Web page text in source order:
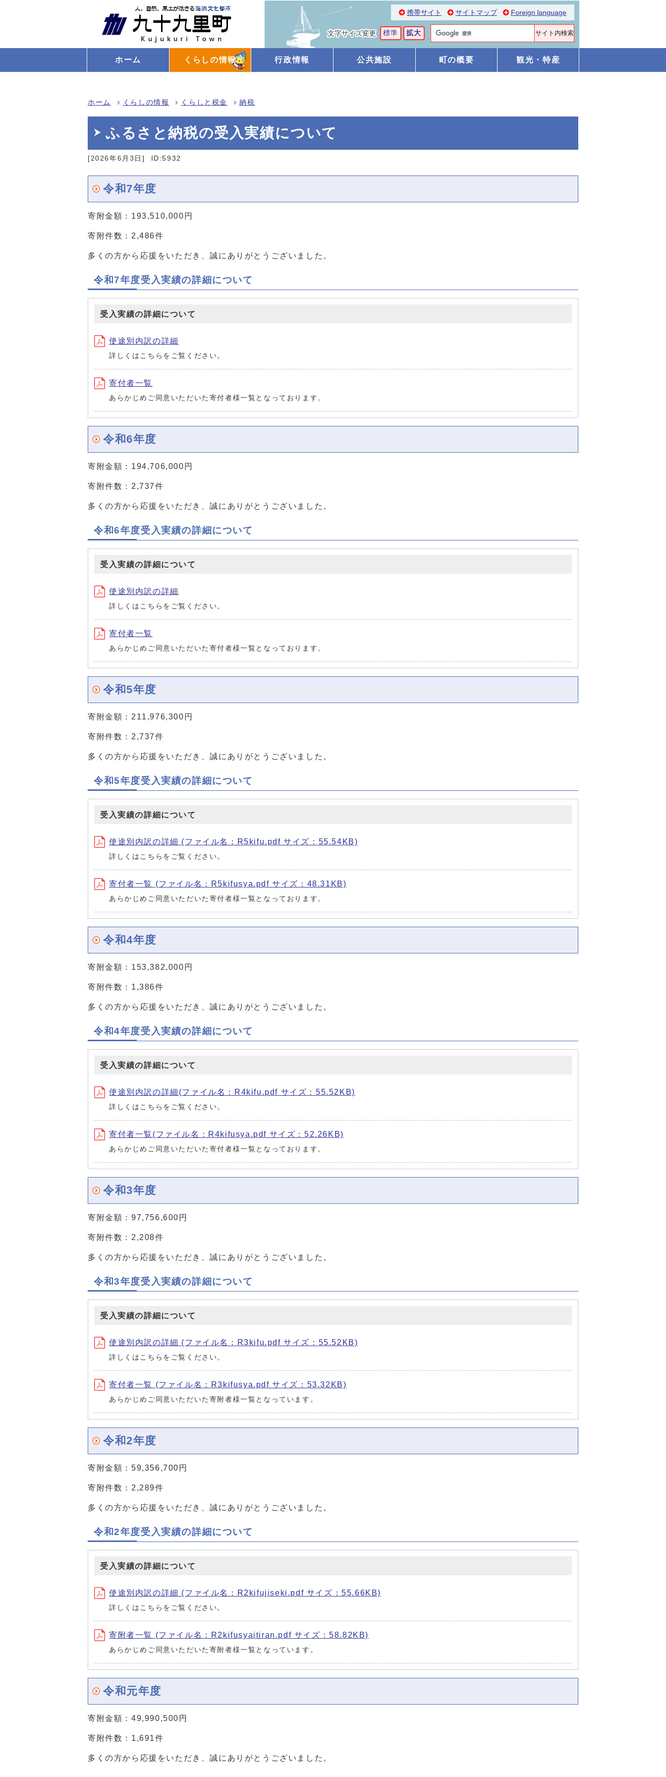
携帯サイト サイトマップ Foreign language
文字サイズ変更 標準 拡大
ホーム くらしの情報 行政情報 公共施設 町の概要 観光・特産
ホーム くらしの情報 くらしと税金 納税
ふるさと納税の受入実績について
[2026年6月3日] ID:5932
令和7年度
寄附金額：193,510,000円
寄附件数：2,486件
多くの方から応援をいただき、誠にありがとうございました。
令和7年度受入実績の詳細について
受入実績の詳細について
使途別内訳の詳細
詳しくはこちらをご覧ください。
寄付者一覧
あらかじめご同意いただいた寄付者様一覧となっております。
令和6年度
寄附金額：194,706,000円
寄附件数：2,737件
多くの方から応援をいただき、誠にありがとうございました。
令和6年度受入実績の詳細について
受入実績の詳細について
使途別内訳の詳細
詳しくはこちらをご覧ください。
寄付者一覧
あらかじめご同意いただいた寄付者様一覧となっております。
令和5年度
寄附金額：211,976,300円
寄附件数：2,737件
多くの方から応援をいただき、誠にありがとうございました。
令和5年度受入実績の詳細について
受入実績の詳細について
使途別内訳の詳細 (ファイル名：R5kifu.pdf サイズ：55.54KB)
詳しくはこちらをご覧ください。
寄付者一覧 (ファイル名：R5kifusya.pdf サイズ：48.31KB)
あらかじめご同意いただいた寄付者様一覧となっております。
令和4年度
寄附金額：153,382,000円
寄附件数：1,386件
多くの方から応援をいただき、誠にありがとうございました。
令和4年度受入実績の詳細について
受入実績の詳細について
使途別内訳の詳細(ファイル名：R4kifu.pdf サイズ：55.52KB)
詳しくはこちらをご覧ください。
寄付者一覧(ファイル名：R4kifusya.pdf サイズ：52.26KB)
あらかじめご同意いただいた寄付者様一覧となっております。
令和3年度
寄附金額：97,756,600円
寄附件数：2,208件
多くの方から応援をいただき、誠にありがとうございました。
令和3年度受入実績の詳細について
受入実績の詳細について
使途別内訳の詳細 (ファイル名：R3kifu.pdf サイズ：55.52KB)
詳しくはこちらをご覧ください。
寄付者一覧 (ファイル名：R3kifusya.pdf サイズ：53.32KB)
あらかじめご同意いただいた寄附者様一覧となっています。
令和2年度
寄附金額：59,356,700円
寄附件数：2,289件
多くの方から応援をいただき、誠にありがとうございました。
令和2年度受入実績の詳細について
受入実績の詳細について
使途別内訳の詳細 (ファイル名：R2kifujiseki.pdf サイズ：55.66KB)
詳しくはこちらをご覧ください。
寄附者一覧 (ファイル名：R2kifusyaitiran.pdf サイズ：58.82KB)
あらかじめご同意いただいた寄附者様一覧となっています。
令和元年度
寄附金額：49,990,500円
寄附件数：1,691件
多くの方から応援をいただき、誠にありがとうございました。